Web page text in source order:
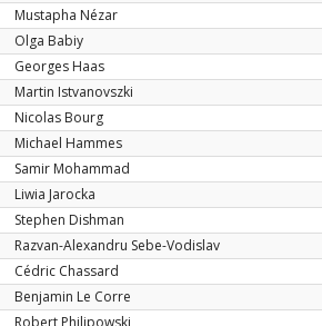
Mustapha Nézar
Olga Babiy
Georges Haas
Martin Istvanovszki
Nicolas Bourg
Michael Hammes
Samir Mohammad
Liwia Jarocka
Stephen Dishman
Razvan-Alexandru Sebe-Vodislav
Cédric Chassard
Benjamin Le Corre
Robert Philipowski